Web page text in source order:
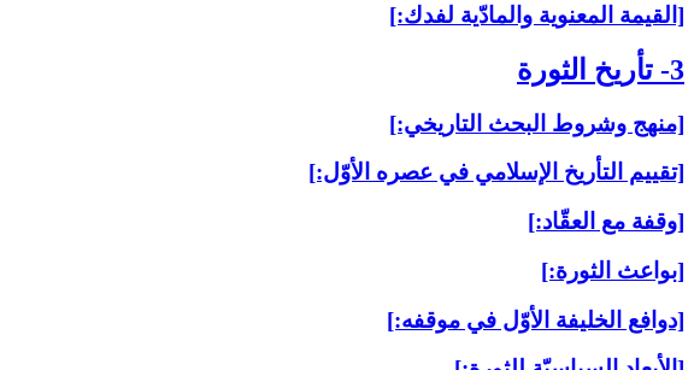
[القيمة المعنوية والمادّية لفدك:]
3- تأريخ الثورة
[منهج وشروط البحث التاريخي:]
[تقييم التأريخ الإسلامي في عصره الأوّل:]
[وقفة مع العقّاد:]
[بواعث الثورة:]
[دوافع الخليفة الأوّل في موقفه:]